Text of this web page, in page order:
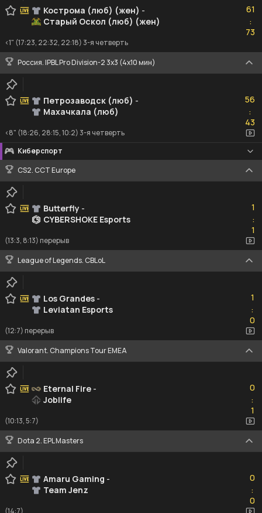
Кострома (люб) (жен) -
Старый Оскол (люб) (жен)
61
:73
73
<1" (17:23, 22:32, 22:18) 3-я четверть
Россия. IPBL Pro Division-2 3x3 (4x10 мин)
Петрозаводск (люб) -
Махачкала (люб)
56
:43
43
<8" (18:26, 28:15, 10:2) 3-я четверть
Киберспорт
CS2. CCT Europe
Butterfly -
CYBERSHOKE Esports
1
:1
1
(13:3, 8:13) перерыв
League of Legends. CBLoL
Los Grandes -
Leviatan Esports
1
:0
0
(12:7) перерыв
Valorant. Champions Tour EMEA
Eternal Fire -
Joblife
0
:1
1
(10:13, 5:7)
Dota 2. EPL Masters
Amaru Gaming -
Team Jenz
0
:0
0
(14:7)